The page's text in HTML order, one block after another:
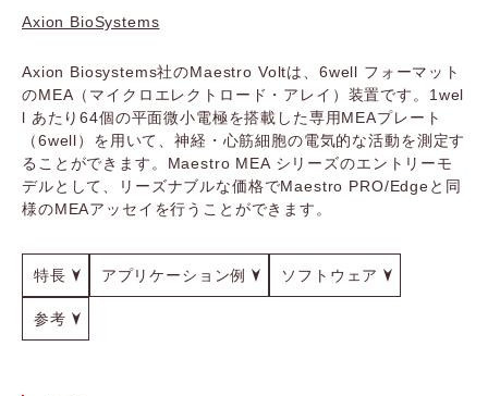
Axion BioSystems
Axion Biosystems社のMaestro Voltは、6well フォーマット
のMEA（マイクロエレクトロード・アレイ）装置です。1wel
l あたり64個の平面微小電極を搭載した専用MEAプレート
（6well）を用いて、神経・心筋細胞の電気的な活動を測定す
ることができます。Maestro MEA シリーズのエントリーモ
デルとして、リーズナブルな価格でMaestro PRO/Edgeと同
様のMEAアッセイを行うことができます。
特長 アプリケーション例 ソフトウェア
参考